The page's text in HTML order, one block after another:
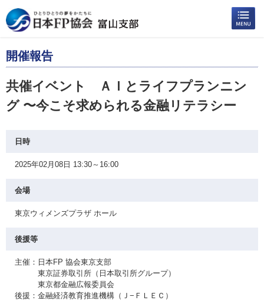
開催報告
共催イベント ＡＩとライフプランニン
グ 〜今こそ求められる金融リテラシー
日時
2025年02月08日 13:30～16:00
会場
東京ウィメンズプラザ ホール
後援等
主催：日本FP 協会東京支部
東京証券取引所（日本取引所グループ）
東京都金融広報委員会
後援：金融経済教育推進機構（Ｊ−ＦＬＥＣ）